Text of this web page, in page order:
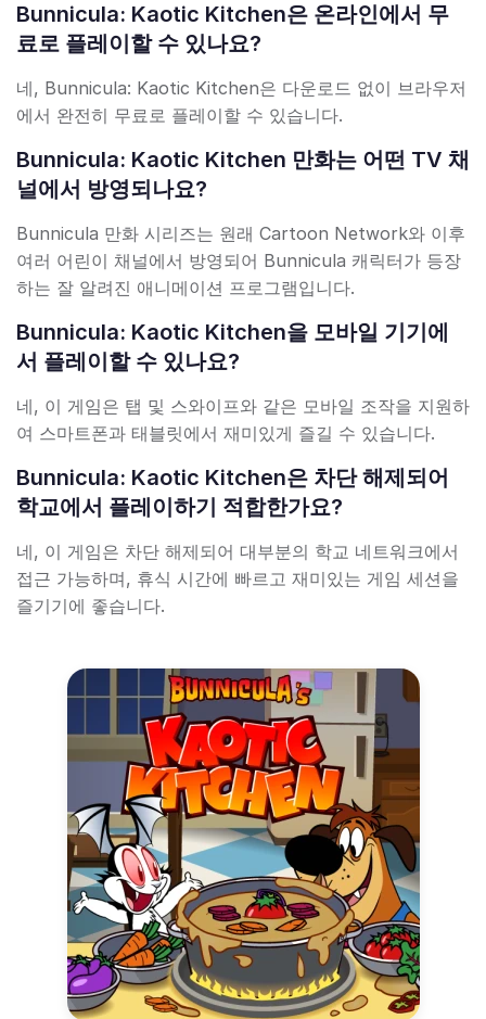
Bunnicula: Kaotic Kitchen은 온라인에서 무
료로 플레이할 수 있나요?
네, Bunnicula: Kaotic Kitchen은 다운로드 없이 브라우저
에서 완전히 무료로 플레이할 수 있습니다.
Bunnicula: Kaotic Kitchen 만화는 어떤 TV 채
널에서 방영되나요?
Bunnicula 만화 시리즈는 원래 Cartoon Network와 이후
여러 어린이 채널에서 방영되어 Bunnicula 캐릭터가 등장
하는 잘 알려진 애니메이션 프로그램입니다.
Bunnicula: Kaotic Kitchen을 모바일 기기에
서 플레이할 수 있나요?
네, 이 게임은 탭 및 스와이프와 같은 모바일 조작을 지원하
여 스마트폰과 태블릿에서 재미있게 즐길 수 있습니다.
Bunnicula: Kaotic Kitchen은 차단 해제되어
학교에서 플레이하기 적합한가요?
네, 이 게임은 차단 해제되어 대부분의 학교 네트워크에서
접근 가능하며, 휴식 시간에 빠르고 재미있는 게임 세션을
즐기기에 좋습니다.